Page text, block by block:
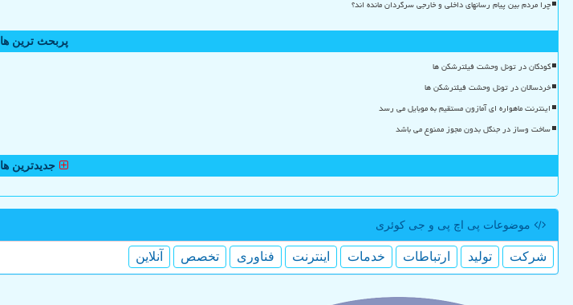
چرا مردم بین پیام رسانهای داخلی و خارجی سرگردان مانده اند؟
پربحث ترین ها
کودکان در تونل وحشت فیلترشکن ها
خردسالان در تونل وحشت فیلترشکن ها
اینترنت ماهواره ای آمازون مستقیم به موبایل می رسد
ساخت وساز در جنگل بدون مجوز ممنوع می باشد
جدیدترین ها
موضوعات پی اچ پی و جی كوئری
شركت تولید ارتباطات خدمات اینترنت فناوری تخصص آنلاین